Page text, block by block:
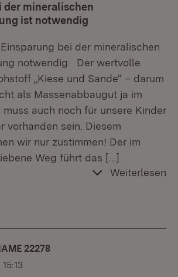
der mineralischen
ist notwendig
bei der mineralischen
notwendig Der wertvolle
„Kiese und Sande“ – darum
als Massenabbaugut ja im
muss auch noch für unsere Kinder
vorhanden sein. Diesem
wir nur zustimmen! Der im
Weg führt das […]
Weiterlesen
22278
15:13